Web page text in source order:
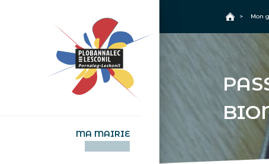
MA MAIRIE
Accueil
> Mon